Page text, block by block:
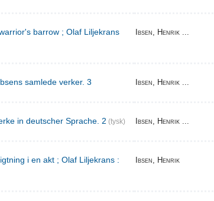
barrow ; Olaf Liljekrans Ibsen, Henrik ...
samlede verker. 3 Ibsen, Henrik ...
in deutscher Sprache. 2 (tysk) Ibsen, Henrik ...
i en akt ; Olaf Liljekrans :
Ibsen, Henrik